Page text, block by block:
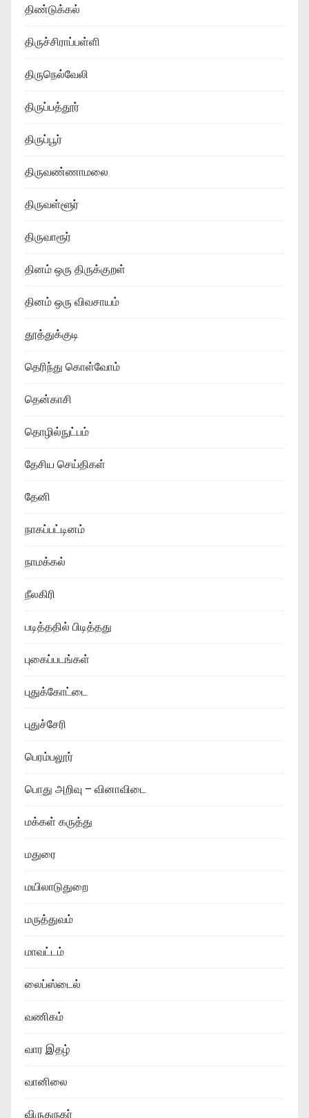
திண்டுக்கல்
திருச்சிராப்பள்ளி
திருநெல்வேலி
திருப்பத்தூர்
திருப்பூர்
திருவண்ணாமலை
திருவள்ளூர்
திருவாரூர்
தினம் ஒரு திருக்குறள்
தினம் ஒரு விவசாயம்
தூத்துக்குடி
தெரிந்து கொள்வோம்
தென்காசி
தொழில்நுட்பம்
தேசிய செய்திகள்
தேனி
நாகப்பட்டினம்
நாமக்கல்
நீலகிரி
படித்ததில் பிடித்தது
புகைப்படங்கள்
புதுக்கோட்டை
புதுச்சேரி
பெரம்பலூர்
பொது அறிவு – வினாவிடை
மக்கள் கருத்து
மதுரை
மயிலாடுதுறை
மருத்துவம்
மாவட்டம்
லைப்ஸ்டைல்
வணிகம்
வார இதழ்
வானிலை
விருதுநகர்